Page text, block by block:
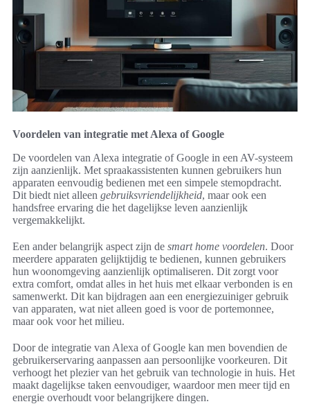
Voordelen van integratie met Alexa of Google
De voordelen van Alexa integratie of Google in een AV-systeem
zijn aanzienlijk. Met spraakassistenten kunnen gebruikers hun
apparaten eenvoudig bedienen met een simpele stemopdracht.
Dit biedt niet alleen gebruiksvriendelijkheid, maar ook een
handsfree ervaring die het dagelijkse leven aanzienlijk
vergemakkelijkt.
Een ander belangrijk aspect zijn de smart home voordelen. Door
meerdere apparaten gelijktijdig te bedienen, kunnen gebruikers
hun woonomgeving aanzienlijk optimaliseren. Dit zorgt voor
extra comfort, omdat alles in het huis met elkaar verbonden is en
samenwerkt. Dit kan bijdragen aan een energiezuiniger gebruik
van apparaten, wat niet alleen goed is voor de portemonnee,
maar ook voor het milieu.
Door de integratie van Alexa of Google kan men bovendien de
gebruikerservaring aanpassen aan persoonlijke voorkeuren. Dit
verhoogt het plezier van het gebruik van technologie in huis. Het
maakt dagelijkse taken eenvoudiger, waardoor men meer tijd en
energie overhoudt voor belangrijkere dingen.